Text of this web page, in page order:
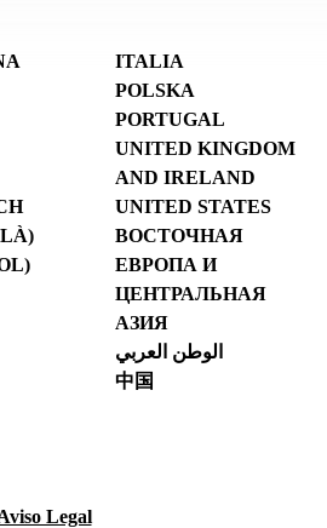
ITALIA
POLSKA
PORTUGAL
UNITED KINGDOM
AND IRELAND
UNITED STATES
ВОСТОЧНАЯ
ЕВРОПА И
ЦЕНТРАЛЬНАЯ
АЗИЯ
الوطن العربي
中国
Legal